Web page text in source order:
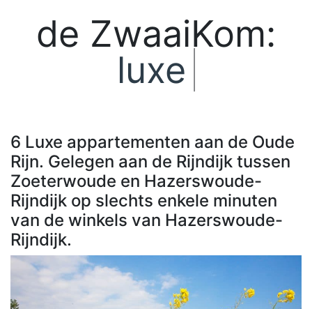
de ZwaaiKom:
luxe
6 Luxe appartementen aan de Oude
Rijn. Gelegen aan de Rijndijk tussen
Zoeterwoude en Hazerswoude-
Rijndijk op slechts enkele minuten
van de winkels van Hazerswoude-
Rijndijk.